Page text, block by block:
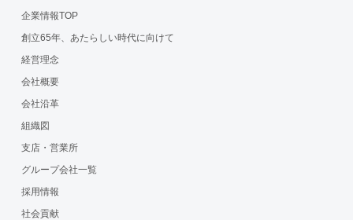
企業情報TOP
創立65年、あたらしい時代に向けて
経営理念
会社概要
会社沿革
組織図
支店・営業所
グループ会社一覧
採用情報
社会貢献